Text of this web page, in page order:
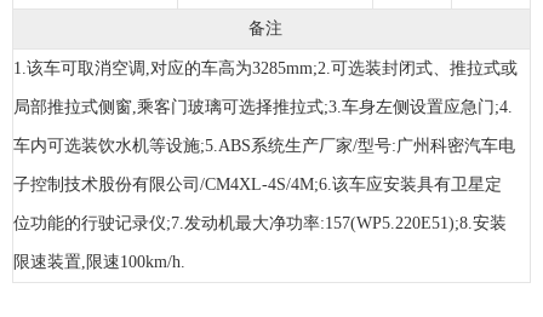
备注
1.该车可取消空调,对应的车高为3285mm;2.可选装封闭式、推拉式或
局部推拉式侧窗,乘客门玻璃可选择推拉式;3.车身左侧设置应急门;4.
车内可选装饮水机等设施;5.ABS系统生产厂家/型号:广州科密汽车电
子控制技术股份有限公司/CM4XL-4S/4M;6.该车应安装具有卫星定
位功能的行驶记录仪;7.发动机最大净功率:157(WP5.220E51);8.安装
限速装置,限速100km/h.